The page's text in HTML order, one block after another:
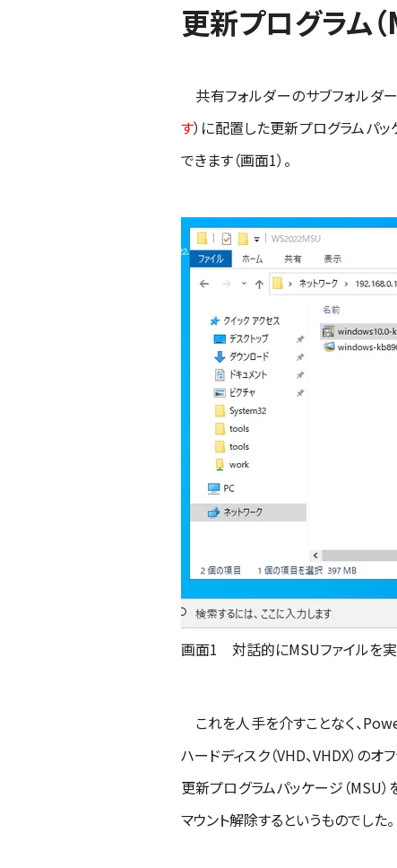
更新プログラム
共有フォルダーのサブフォルダー
す） に配置した更新プログラムパッ
できます（画面1）。
画面1 対話的にMSUファイルを実
これを人手を介すことなく、
ハードディスク（VHD、VHDX）の
更新プログラムパッケージ（MSU）
マウント解除するというものでした。